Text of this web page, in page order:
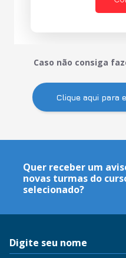
Caso não consiga
Clique aqui para
Quer receber um
novas turmas do
selecionado?